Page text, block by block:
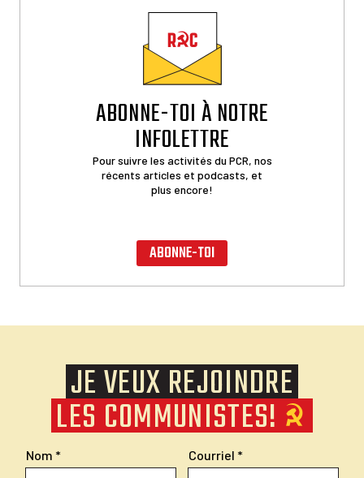
ABONNE-TOI À NOTRE
INFOLETTRE
Pour suivre les activités du PCR, nos
récents articles et podcasts, et
plus encore!
ABONNE-TOI
JE VEUX REJOINDRE
LES COMMUNISTES!
Nom Courriel